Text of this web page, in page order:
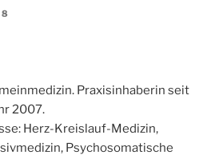
Praxisinhaberin seit
2007.
Herz-Kreislauf-Medizin,
Psychosomatische